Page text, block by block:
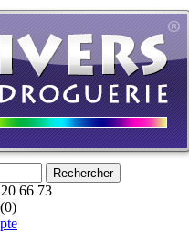
Rechercher
66 73
(0)